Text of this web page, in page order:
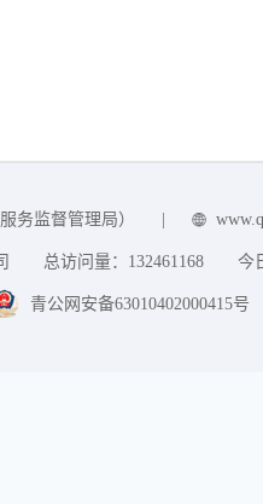
务监督管理局）
总访问量： 132461168 今
青公网安备63010402000415号